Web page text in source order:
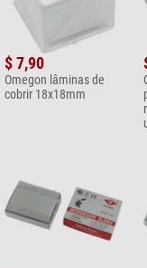
$ 7,90
Omegon lâminas de
cobrir 18x18mm